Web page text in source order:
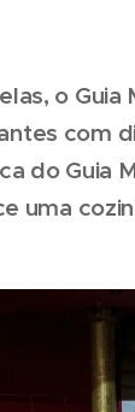
o
com
do Guia
uma